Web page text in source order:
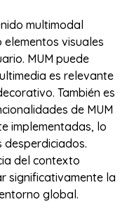
multimodal
visuales
MUM puede
es relevante
También es
de MUM
implementadas, lo
desperdiciados.
del contexto
significativamente la
global.